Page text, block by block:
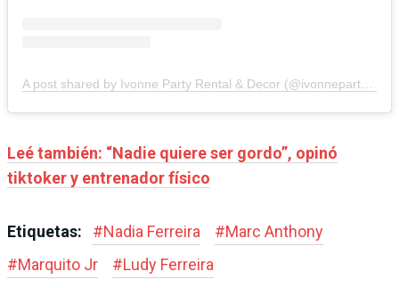
A post shared by Ivonne Party Rental & Decor (@ivonnepartyrental)
Leé también: “Nadie quiere ser gordo”, opinó
tiktoker y entrenador físico
Etiquetas: #Nadia Ferreira #Marc Anthony
#Marquito Jr #Ludy Ferreira